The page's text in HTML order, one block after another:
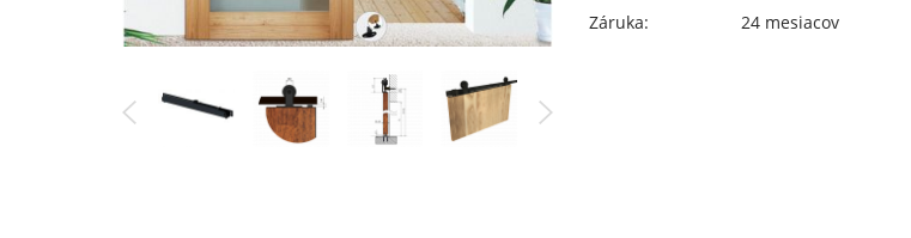
Záruka:
24 mesiacov